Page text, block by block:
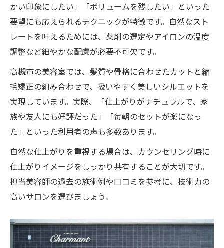
かい印象にしたい」「ボリュームを残したい」といった
要望にも応えられるテクニックが特徴です。自然なスト
レートを叶えるためには、薬剤の選定やアイロンの温度
調整など細やかな配慮が必要不可欠です。
高槻市の美容室では、髪質や骨格に合わせたカットと縮
毛矯正の組み合わせで、扱いやすく美しいシルエットを
実現しています。実際、「仕上がりがナチュラルで、家
族や友人にも好評だった」「毎朝のセットが楽になっ
た」といった利用者の声も多数あります。
自然な仕上がりを重視する場合は、カウンセリング時に
仕上がりイメージをしっかり共有することが大切です。
担当美容師の過去の施術例や口コミを参考に、技術力の
高いサロンを選びましょう。